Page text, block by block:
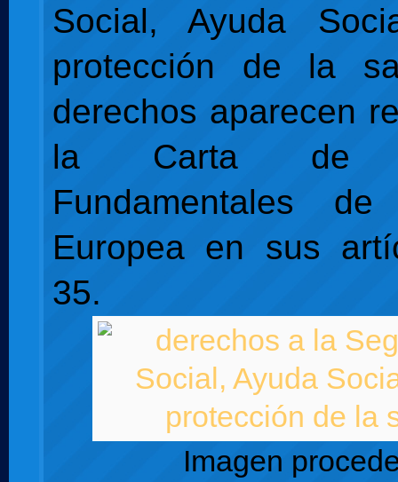
Social, Ayuda
protección de la
derechos aparecen
la Carta de
Fundamentales
Europea en sus
35.
Imagen